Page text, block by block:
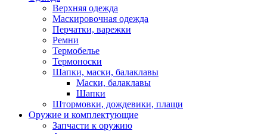
Верхняя одежда
Маскировочная одежда
Перчатки, варежки
Ремни
Термобелье
Термоноски
Шапки, маски, балаклавы
Маски, балаклавы
Шапки
Штормовки, дождевики, плащи
Оружие и комплектующие
Запчасти к оружию